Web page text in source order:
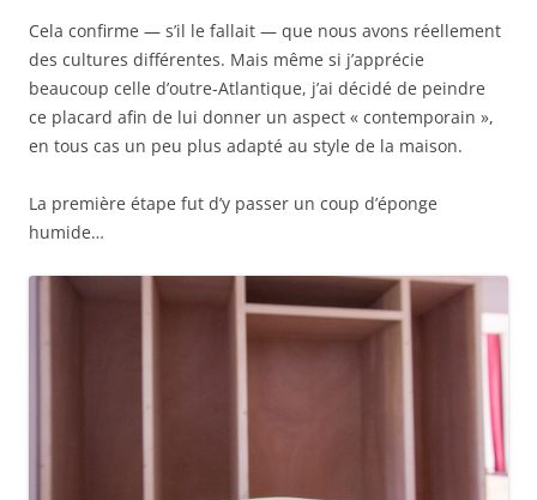
Cela confirme — s’il le fallait — que nous avons réellement
des cultures différentes. Mais même si j’apprécie
beaucoup celle d’outre-Atlantique, j’ai décidé de peindre
ce placard afin de lui donner un aspect « contemporain »,
en tous cas un peu plus adapté au style de la maison.
La première étape fut d’y passer un coup d’éponge
humide…